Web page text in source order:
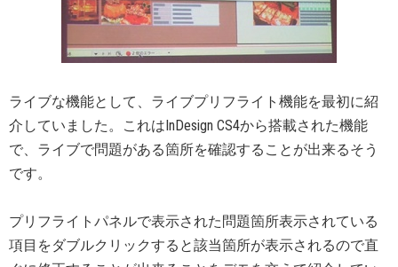
ライブな機能として、ライブプリフライト機能を最初に紹
介していました。これはInDesign CS4から搭載された機能
で、ライブで問題がある箇所を確認することが出来るそう
です。
プリフライトパネルで表示された問題箇所表示されている
項目をダブルクリックすると該当箇所が表示されるので直